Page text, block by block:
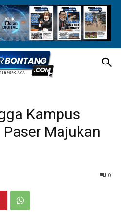
Kampus
Majukan
0